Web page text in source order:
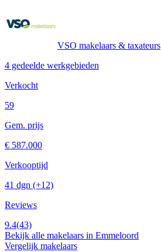
VSO makelaars & taxateurs
4 gedeelde werkgebieden
Verkocht
59
Gem. prijs
€ 587.000
Verkooptijd
41 dgn (+12)
Reviews
9.4(43)
Bekijk alle makelaars in Emmeloord
Vergelijk makelaars